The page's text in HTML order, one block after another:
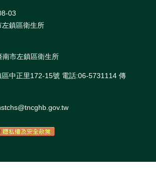
03
左鎮區衛生所
市左鎮區衛生所
區中正里172-15號 電話:06-5731114 傳